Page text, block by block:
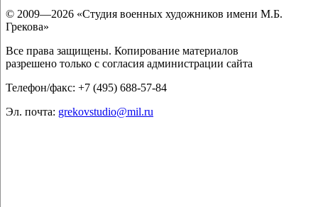
© 2009—2026 «Студия военных художников имени М.Б.
Грекова»
Все права защищены. Копирование материалов
разрешено только с согласия администрации сайта
Телефон/факс: +7 (495) 688-57-84
Эл. почта: grekovstudio@mil.ru